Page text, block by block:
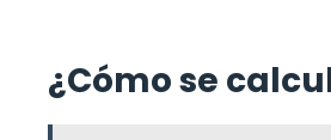
¿Cómo se